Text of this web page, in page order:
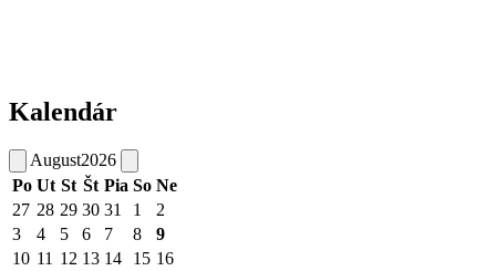
Kalendár
August2026
Po Ut St Št Pia So Ne
27 28 29 30 31 1
2
3
4 5 6 7 8
9
10 11 12 13 14 15 16